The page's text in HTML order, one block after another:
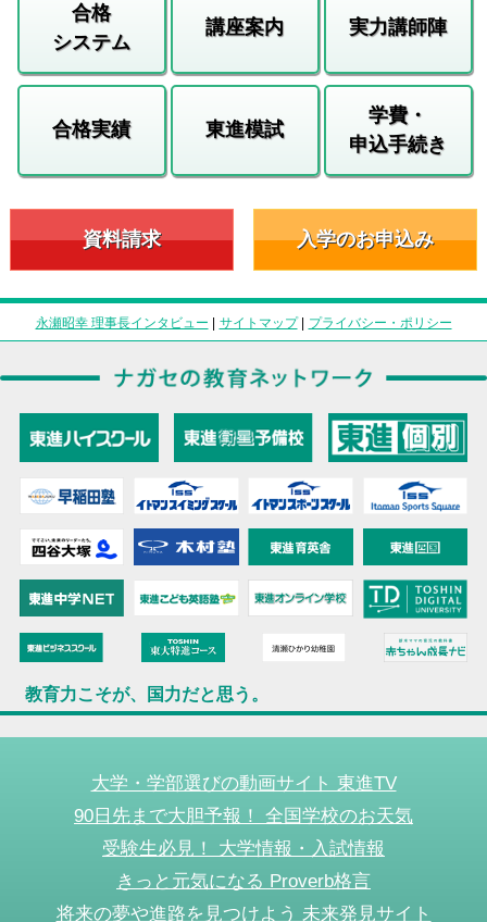
合格
システム
講座案内 実力講師陣
合格実績 東進模試
学費・
申込手続き
資料請求 入学のお申込み
永瀬昭幸 理事長インタビュー | サイトマップ| プライバシー・ポリシー
教育力こそが、国力だと思う。
大学・学部選びの動画サイト 東進TV
90日先まで大胆予報！ 全国学校のお天気
受験生必見！ 大学情報・入試情報
きっと元気になる Proverb格言
将来の夢や進路を見つけよう 未来発見サイト